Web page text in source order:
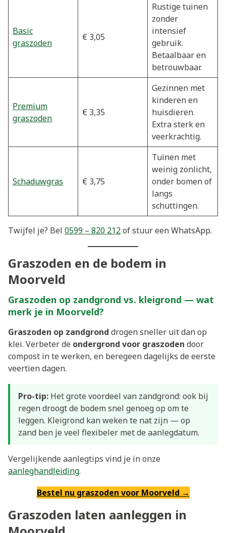
Basic
graszoden
€ 3,05
Rustige tuinen
zonder
intensief
gebruik.
Betaalbaar en
betrouwbaar.
Premium
graszoden
€ 3,35
Gezinnen met
kinderen en
huisdieren.
Extra sterk en
veerkrachtig.
Schaduwgras € 3,75
Tuinen met
weinig zonlicht,
onder bomen of
langs
schuttingen.
Twijfel je? Bel 0599 – 820 212of stuur een WhatsApp.
Graszoden en de bodem in
Moorveld
Graszoden op zandgrond vs. kleigrond — wat
merk je in Moorveld?
Graszoden op zandgrond drogen sneller uit dan op
klei. Verbeter de ondergrond voor graszoden door
compost in te werken, en beregeen dagelijks de eerste
veertien dagen.
Pro-tip: Het grote voordeel van zandgrond: ook bij
regen droogt de bodem snel genoeg op om te
leggen. Kleigrond kan weken te nat zijn — op
zand ben je veel flexibeler met de aanlegdatum.
Vergelijkende aanlegtips vind je in onze
aanleghandleiding.
Bestel nu graszoden voor Moorveld →
Graszoden laten aanleggen in